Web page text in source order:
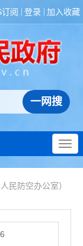
订阅 登录 加入收藏
民防空办公室）